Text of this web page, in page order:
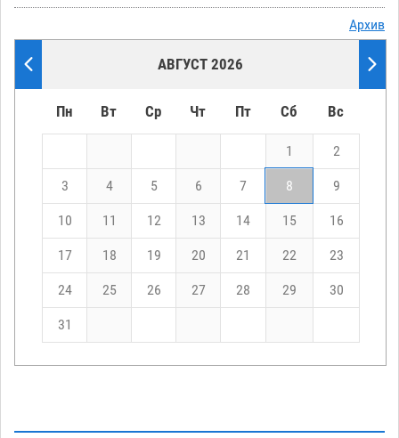
Архив
АВГУСТ 2026
Пн Вт Ср Чт Пт Сб Вс
1 2
3 4 5 6 7 8 9
10 11 12 13 14 15 16
17 18 19 20 21 22 23
24 25 26 27 28 29 30
31